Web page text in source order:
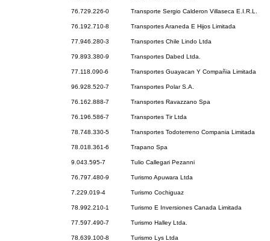
76.729.226-0 Transporte Sergio Calderon Villaseca E.I.R.L.
76.192.710-8 Transportes Araneda E Hijos Limitada
77.946.280-3 Transportes Chile Lindo Ltda
79.893.380-9 Transportes Dabed Ltda.
77.118.090-6 Transportes Guayacan Y Compañia Limitada
96.928.520-7 Transportes Polar S.A.
76.162.888-7 Transportes Ravazzano Spa
76.196.586-7 Transportes Tir Ltda
78.748.330-5 Transportes Todoterreno Compania Limitada
78.018.361-6 Trapano Spa
9.043.595-7 Tulio Callegari Pezanni
76.797.480-9 Turismo Apuwara Ltda
7.229.019-4 Turismo Cochiguaz
78.992.210-1 Turismo E Inversiones Canada Limitada
77.597.490-7 Turismo Halley Ltda.
78.639.100-8 Turismo Lys Ltda